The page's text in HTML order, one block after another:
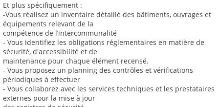
Et plus spécifiquement :
-Vous réalisez un inventaire détaillé des bâtiments, ouvrages et
équipements relevant de la
compétence de l’intercommunalité
- Vous identifiez les obligations réglementaires en matière de
sécurité, d'accessibilité et de
maintenance pour chaque élément recensé.
- Vous proposez un planning des contrôles et vérifications
périodiques à effectuer
- Vous collaborez avec les services techniques et les prestataires
externes pour la mise à jour